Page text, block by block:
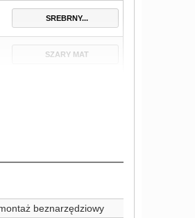
SREBRNY...
SZARY MAT
beznarzędziowy